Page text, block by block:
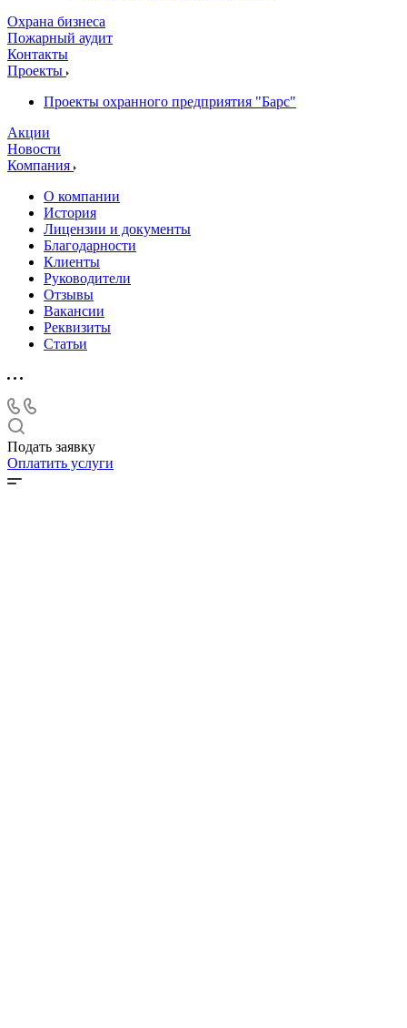
Охрана бизнеса
Пожарный аудит
Контакты
Проекты
Проекты охранного предприятия "Барс"
Акции
Новости
Компания
О компании
История
Лицензии и документы
Благодарности
Клиенты
Руководители
Отзывы
Вакансии
Реквизиты
Статьи
Подать заявку
Оплатить услуги